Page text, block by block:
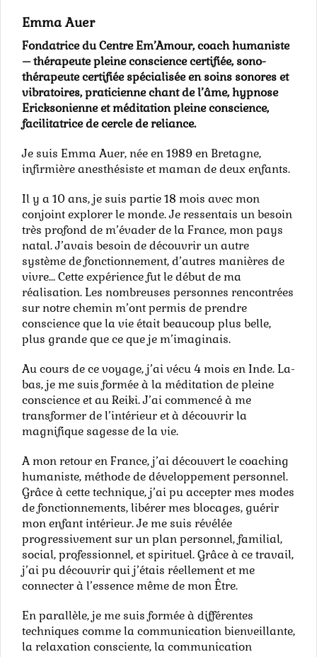
Emma Auer
Fondatrice du Centre Em’Amour, coach humaniste
– thérapeute pleine conscience certifiée, sono-
thérapeute certifiée spécialisée en soins sonores et
vibratoires, praticienne chant de l’âme, hypnose
Ericksonienne et méditation pleine conscience,
facilitatrice de cercle de reliance.
Je suis Emma Auer, née en 1989 en Bretagne,
infirmière anesthésiste et maman de deux enfants.
Il y a 10 ans, je suis partie 18 mois avec mon
conjoint explorer le monde. Je ressentais un besoin
très profond de m’évader de la France, mon pays
natal. J’avais besoin de découvrir un autre
système de fonctionnement, d’autres manières de
vivre… Cette expérience fut le début de ma
réalisation. Les nombreuses personnes rencontrées
sur notre chemin m’ont permis de prendre
conscience que la vie était beaucoup plus belle,
plus grande que ce que je m’imaginais.
Au cours de ce voyage, j’ai vécu 4 mois en Inde. La-
bas, je me suis formée à la méditation de pleine
conscience et au Reiki. J’ai commencé à me
transformer de l’intérieur et à découvrir la
magnifique sagesse de la vie.
A mon retour en France, j’ai découvert le coaching
humaniste, méthode de développement personnel.
Grâce à cette technique, j’ai pu accepter mes modes
de fonctionnements, libérer mes blocages, guérir
mon enfant intérieur. Je me suis révélée
progressivement sur un plan personnel, familial,
social, professionnel, et spirituel. Grâce à ce travail,
j’ai pu découvrir qui j’étais réellement et me
connecter à l’essence même de mon Être.
En parallèle, je me suis formée à différentes
techniques comme la communication bienveillante,
la relaxation consciente, la communication